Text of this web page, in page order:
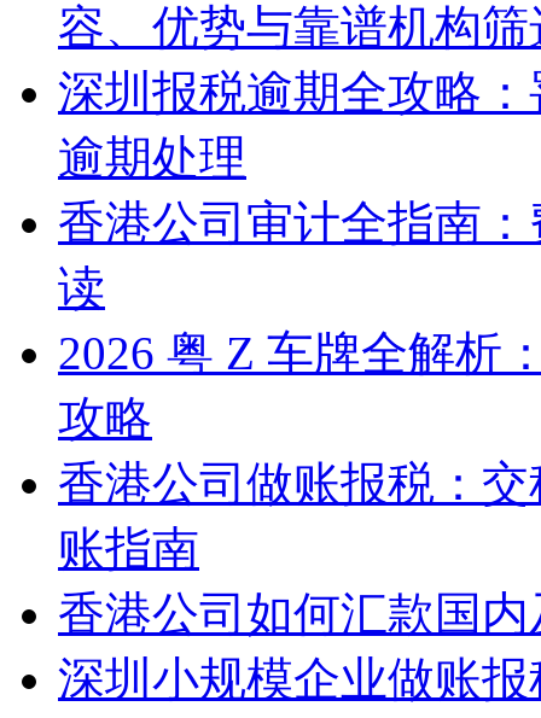
容、优势与靠谱机构筛
深圳报税逾期全攻略
逾期处理
香港公司审计全指南
读
2026 粤 Z 车牌全解析
攻略
香港公司做账报税：
账指南
香港公司如何汇款国
深圳小规模企业做账